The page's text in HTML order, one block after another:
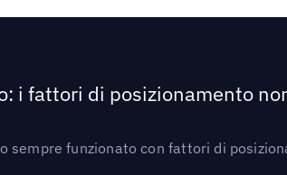
i fattori di posizionamento
sempre funzionato con fattori di